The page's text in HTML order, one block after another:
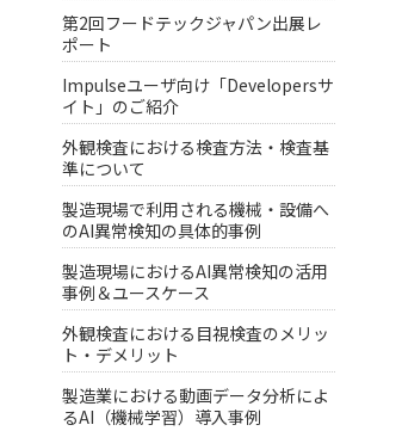
第2回フードテックジャパン出展レ
ポート
Impulseユーザ向け「Developersサ
イト」のご紹介
外観検査における検査方法・検査基
準について
製造現場で利用される機械・設備へ
のAI異常検知の具体的事例
製造現場におけるAI異常検知の活用
事例＆ユースケース
外観検査における目視検査のメリッ
ト・デメリット
製造業における動画データ分析によ
るAI（機械学習）導入事例